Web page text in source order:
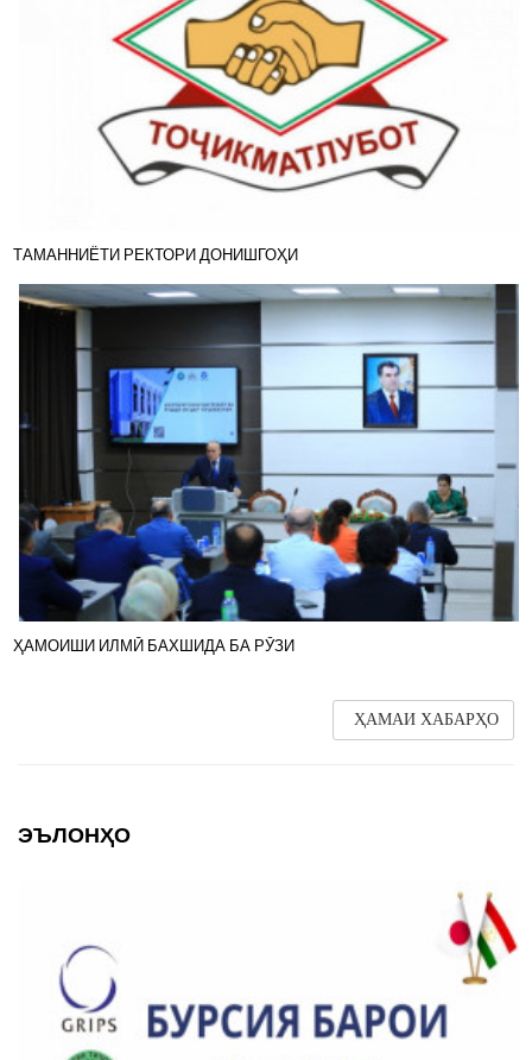
ТАМАННИЁТИ РЕКТОРИ ДОНИШГОҲИ
ҲАМОИШИ ИЛМӢ БАХШИДА БА РӮЗИ
ҲАМАИ ХАБАРҲО
ЭЪЛОНҲО